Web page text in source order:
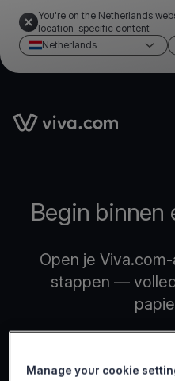
You're on the Netherlands
location-specific content
Netherlands
Link to the homepage
Begin binnen
Open je
stappen —
Manage your cookie